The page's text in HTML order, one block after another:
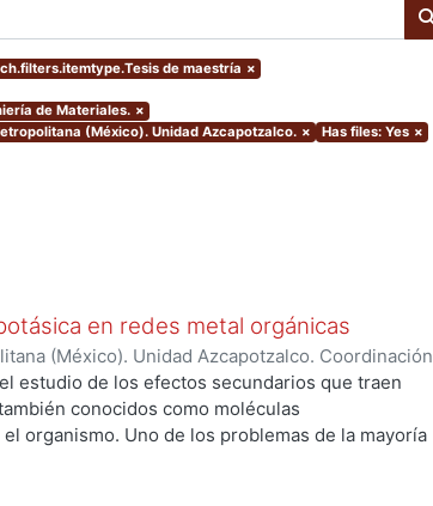
de maestría ×
de Materiales. ×
(México). Unidad Azcapotzalco. × Has files: Yes ×
en redes metal orgánicas
(México). Unidad Azcapotzalco. Coordinación
04)Martínez Cabrera, Jhovany
estudio de los efectos secundarios que traen
conocidos como moléculas
organismo. Uno de los problemas de la mayoría